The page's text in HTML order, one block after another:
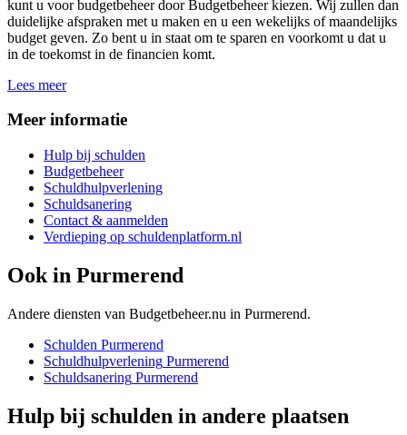
kunt u voor budgetbeheer door Budgetbeheer kiezen. Wij zullen dan
duidelijke afspraken met u maken en u een wekelijks of maandelijks
budget geven. Zo bent u in staat om te sparen en voorkomt u dat u
in de toekomst in de financien komt.
Lees meer
Meer informatie
Hulp bij schulden
Budgetbeheer
Schuldhulpverlening
Schuldsanering
Contact & aanmelden
Verdieping op schuldenplatform.nl
Ook in Purmerend
Andere diensten van Budgetbeheer.nu in Purmerend.
Schulden Purmerend
Schuldhulpverlening Purmerend
Schuldsanering Purmerend
Hulp bij schulden in andere plaatsen